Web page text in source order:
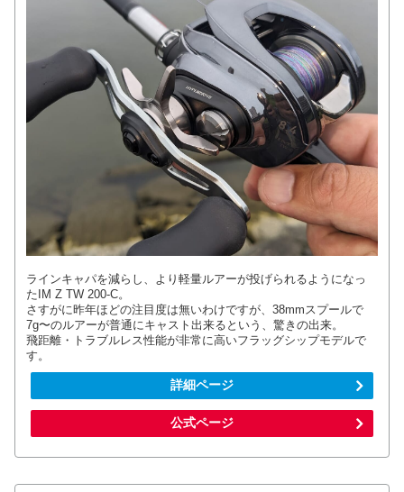
ラインキャパを減らし、より軽量ルアーが投げられるようになっ
たIM Z TW 200-C。
さすがに昨年ほどの注目度は無いわけですが、38mmスプールで
7g〜のルアーが普通にキャスト出来るという、驚きの出来。
飛距離・トラブルレス性能が非常に高いフラッグシップモデルで
す。
詳細ページ
公式ページ